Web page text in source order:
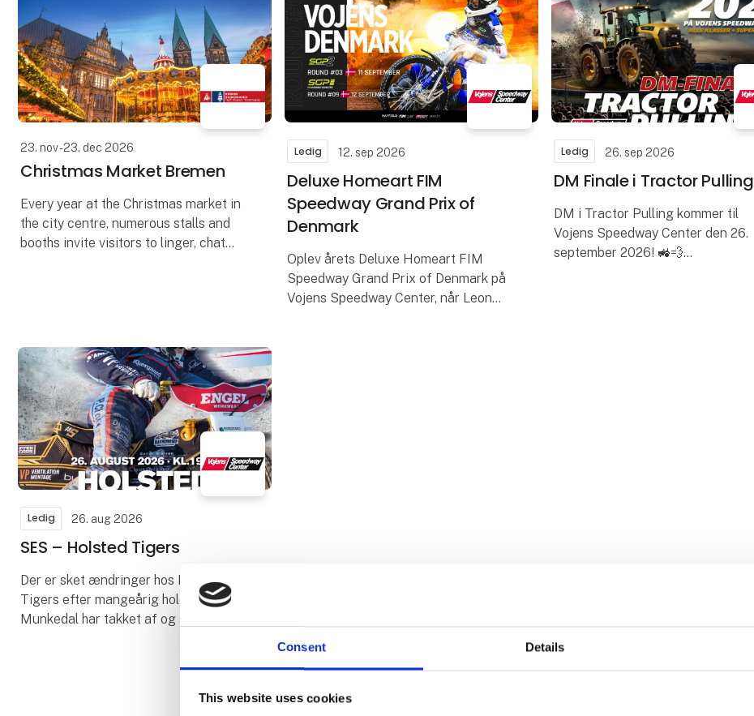
Consent Details
This website uses cookies
23. nov - 23. dec 2026
Christmas Market Bremen
Every year at the Christmas market in
the city centre, numerous stalls and
booths invite visitors to linger, chat
Ledig 12. sep 2026
Deluxe Homeart FIM
Speedway Grand Prix of
Denmark
Oplev årets Deluxe Homeart FIM
Speedway Grand Prix of Denmark på
Vojens Speedway Center, når Leon
Ledig 26. sep 2026
DM Finale i Tractor Pulling
DM i Tractor Pulling kommer til
Vojens Speedway Center den 26.
september 2026! 🚜💨
Ledig 26. aug 2026
SES – Holsted Tigers
Der er sket ændringer hos Holsted
Tigers efter mangeårig holdleder Lars
Munkedal har takket af og sagt farvel.